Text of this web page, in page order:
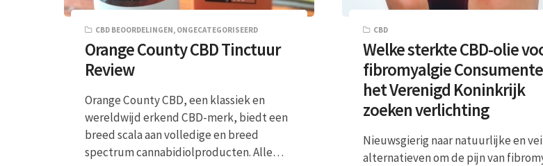
CBD BEOORDELINGEN, ONGECATEGORISEERD
Orange County CBD Tinctuur
Review
Orange County CBD, een klassiek en
wereldwijd erkend CBD-merk, biedt een
breed scala aan volledige en breed
spectrum cannabidiolproducten. Alle…
CBD
Welke sterkte CBD-olie
fibromyalgie
het Verenigd Koninkrijk
zoeken verlichting
Nieuwsgierig naar natuurlijke en
alternatieven om de pijn van